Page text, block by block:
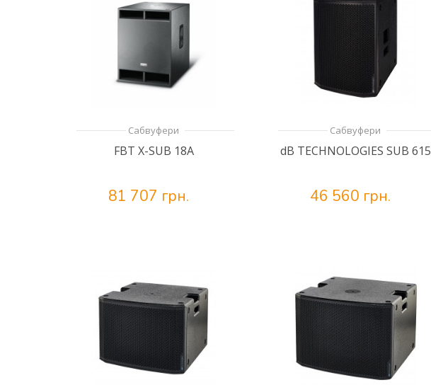
Сабвуфери
FBT X-SUB 18A
81 707 грн.
Сабвуфери
dB TECHNOLOGIES SUB 615
46 560 грн.